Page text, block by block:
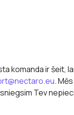
komanda ir šeit,
.
Tev